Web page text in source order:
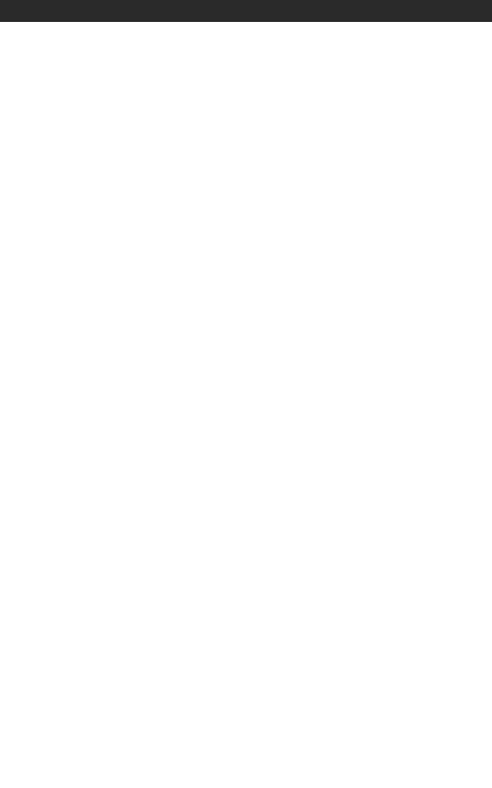
このコンテンツは掲載が終了しました | LINE占い